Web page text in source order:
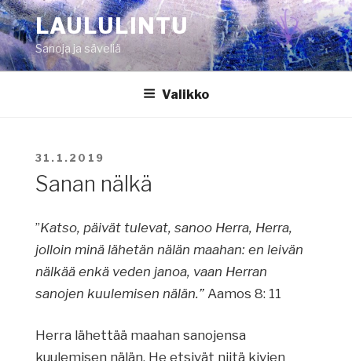
Siirry
sisältöönLAULULINTU
Sanoja ja säveliä
Valikko
JULKAISTU
31.1.2019
Sanan nälkä
”Katso, päivät tulevat, sanoo Herra, Herra,
jolloin minä lähetän nälän maahan: en leivän
nälkää enkä veden janoa, vaan Herran
sanojen kuulemisen nälän.” Aamos 8: 11
Herra lähettää maahan sanojensa
kuulemisen nälän. He etsivät niitä kivien